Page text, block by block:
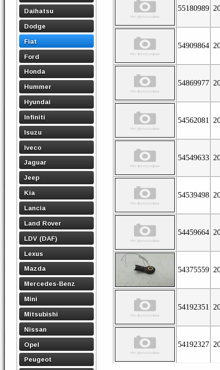
Daihatsu
Dodge
Fiat
Ford
Honda
Hummer
Hyundai
Infiniti
Isuzu
Iveco
Jaguar
Jeep
Kia
Lancia
Land Rover
LDV (DAF)
Lexus
Mazda
Mercedes-Benz
Mini
Mitsubishi
Nissan
Opel
Peugeot
55180989
54909864
54869977
54562081
54549633
54539498
54459664
54375559
54192351
54192327